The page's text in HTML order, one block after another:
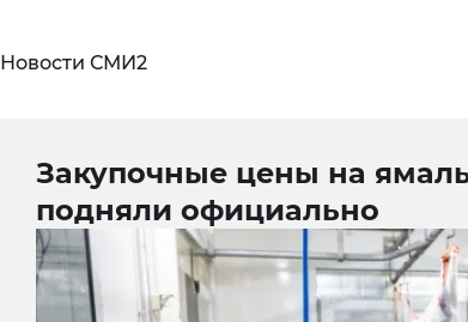
Новости СМИ2
Закупочные цены на
подняли официально